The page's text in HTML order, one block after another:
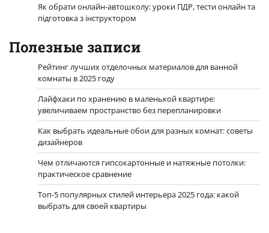
Як обрати онлайн-автошколу: уроки ПДР, тести онлайн та
підготовка з інструктором
Полезные записи
Рейтинг лучших отделочных материалов для ванной
комнаты в 2025 году
Лайфхаки по хранению в маленькой квартире:
увеличиваем пространство без перепланировки
Как выбрать идеальные обои для разных комнат: советы
дизайнеров
Чем отличаются гипсокартонные и натяжные потолки:
практическое сравнение
Топ-5 популярных стилей интерьера 2025 года: какой
выбрать для своей квартиры